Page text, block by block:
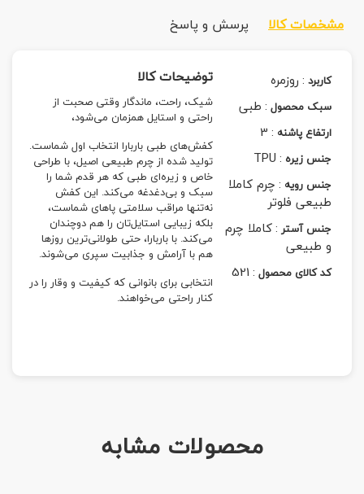
مشخصات کالا پرسش و پاسخ
کاربرد :روزمره
سبک محصول :طبی
ارتفاع پاشنه :
3
جنس زیره :
TPU
جنس رویه :چرم کاملا
طبیعی فلوتر
جنس آستر :کاملا چرم
و طبیعی
کد کالای محصول :
521
توضیحات کالا
شیک، راحت، ماندگار وقتی صحبت از
راحتی و استایل همزمان می‌شود،
کفش‌های طبی باربارا انتخاب اول شماست.
تولید شده از چرم طبیعی اصیل، با طراحی
خاص و زیره‌ای طبی که هر قدم شما را
سبک و بی‌دغدغه می‌کند. این کفش
نه‌تنها مراقب سلامتی پاهای شماست،
بلکه زیبایی استایل‌تان را هم دوچندان
می‌کند. با باربارا، حتی طولانی‌ترین روزها
هم با آرامش و جذابیت سپری می‌شوند.
انتخابی برای بانوانی که کیفیت و وقار را در
کنار راحتی می‌خواهند.
محصولات مشابه